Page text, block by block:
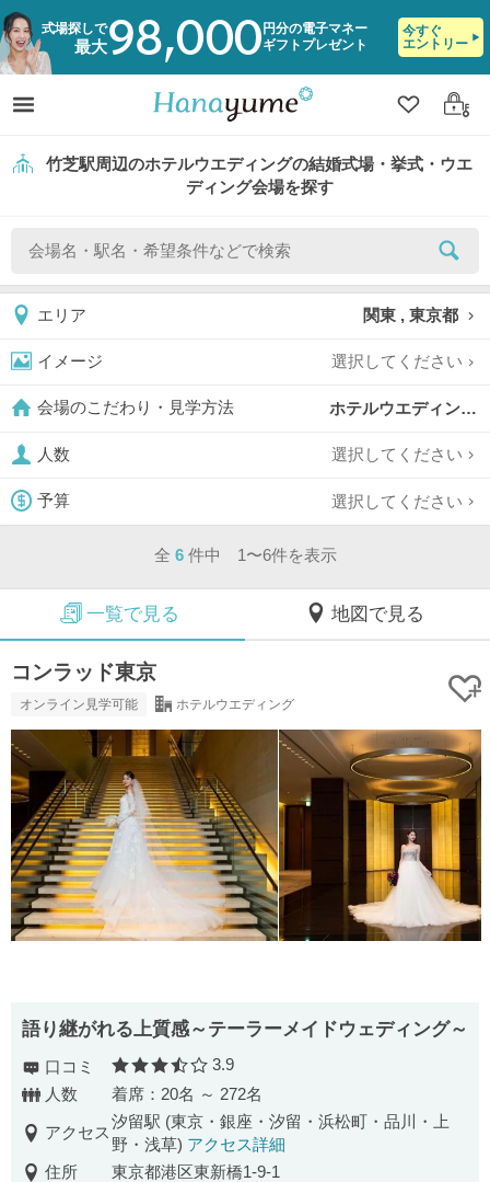
式場探しで
最大98,000 円分の電子マネー
ギフトプレゼント
今すぐ
エントリー
クリップ
ログ
竹芝駅周辺のホテルウエディングの結婚式場・挙式・ウエ
ディング会場を探す
エリア 関東 , 東京都
イメージ 選択してください
会場のこだわり・見学方法 ホテルウエディング,
人数 選択してください
予算 選択してください
全 6 件中 1〜6件を表示
一覧で見る 地図で見る
コンラッド東京
オンライン見学可能 ホテルウエディング
語り継がれる上質感～テーラーメイドウェディング～
口コミ 口コミ評価
3.9
人数
着席：20名 ～ 272名
アクセス
汐留駅 (東京・銀座・汐留・浜松町・品川・上
野・浅草) アクセス詳細
住所
東京都港区東新橋1-9-1